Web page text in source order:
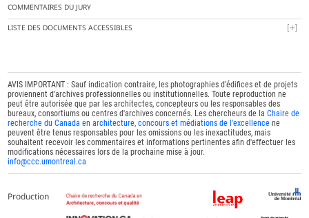
COMMENTAIRES DU JURY
LISTE DES DOCUMENTS ACCESSIBLES
AVIS IMPORTANT : Sauf indication contraire, les photographies d'édifices et de projets
proviennent d'archives professionnelles ou institutionnelles. Toute reproduction ne
peut être autorisée que par les architectes, concepteurs ou les responsables des
bureaux, consortiums ou centres d'archives concernés. Les chercheurs de laChaire de
recherche du Canada en architecture, concours et médiations de l'excellence ne
peuvent être tenus responsables pour les omissions ou les inexactitudes, mais
souhaitent recevoir les commentaires et informations pertinentes afin d'effectuer les
modifications nécessaires lors de la prochaine mise à jour.
info@ccc.umontreal.ca
Production